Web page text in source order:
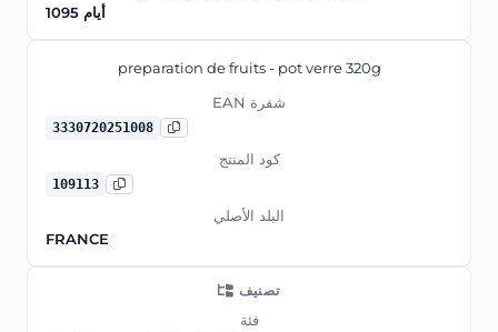
1095 أيام
preparation de fruits - pot verre 320g
EAN شفرة
3330720251008
كود المنتج
109113
البلد الأصلي
FRANCE
تصنيف
فئة